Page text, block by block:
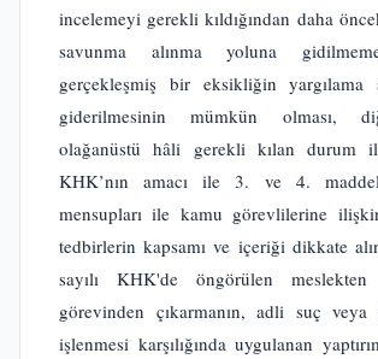
incelemeyi gerekli kıldığından daha
savunma alınma yoluna
gerçekleşmiş bir eksikliğin yargılama
giderilmesinin mümkün olması,
olağanüstü hâli gerekli kılan durum
KHK’nın amacı ile 3. ve 4.
mensupları ile kamu görevlilerine
tedbirlerin kapsamı ve içeriği dikkate
sayılı KHK'de öngörülen
görevinden çıkarmanın, adli suç
işlenmesi karşılığında uygulanan